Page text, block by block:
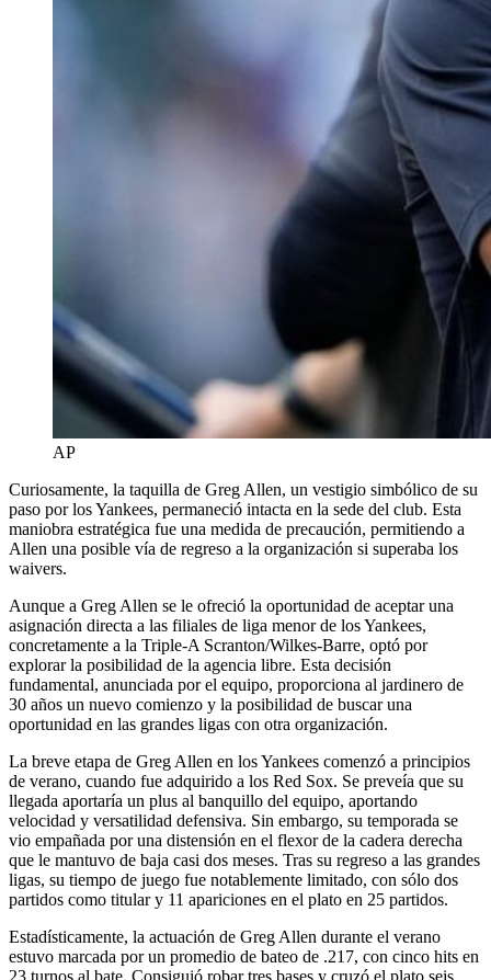
AP
Curiosamente, la taquilla de Greg Allen, un vestigio simbólico de su
paso por los Yankees, permaneció intacta en la sede del club. Esta
maniobra estratégica fue una medida de precaución, permitiendo a
Allen una posible vía de regreso a la organización si superaba los
waivers.
Aunque a Greg Allen se le ofreció la oportunidad de aceptar una
asignación directa a las filiales de liga menor de los Yankees,
concretamente a la Triple-A Scranton/Wilkes-Barre, optó por
explorar la posibilidad de la agencia libre. Esta decisión
fundamental, anunciada por el equipo, proporciona al jardinero de
30 años un nuevo comienzo y la posibilidad de buscar una
oportunidad en las grandes ligas con otra organización.
La breve etapa de Greg Allen en los Yankees comenzó a principios
de verano, cuando fue adquirido a los Red Sox. Se preveía que su
llegada aportaría un plus al banquillo del equipo, aportando
velocidad y versatilidad defensiva. Sin embargo, su temporada se
vio empañada por una distensión en el flexor de la cadera derecha
que le mantuvo de baja casi dos meses. Tras su regreso a las grandes
ligas, su tiempo de juego fue notablemente limitado, con sólo dos
partidos como titular y 11 apariciones en el plato en 25 partidos.
Estadísticamente, la actuación de Greg Allen durante el verano
estuvo marcada por un promedio de bateo de .217, con cinco hits en
23 turnos al bate. Consiguió robar tres bases y cruzó el plato seis